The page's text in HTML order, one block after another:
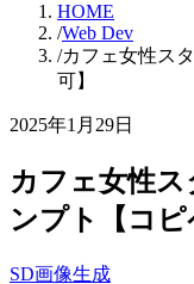
HOME
/Web Dev
/カフェ女性ス
可】
2025年1月29日
カフェ女性
ンプト【コピ
SD画像生成